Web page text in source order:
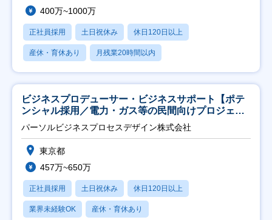
400万~1000万
正社員採用 土日祝休み 休日120日以上
産休・育休あり 月残業20時間以内
ビジネスプロデューサー・ビジネスサポート【ポテ
ンシャル採用／電力・ガス等の民間向けプロジェク
ト推進】
パーソルビジネスプロセスデザイン株式会社
東京都
457万~650万
正社員採用 土日祝休み 休日120日以上
業界未経験OK 産休・育休あり